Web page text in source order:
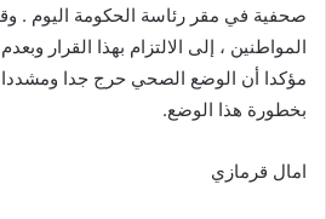
صحفية في مقر رئاسة الحكومة اليوم .
المواطنين ، إلى الالتزام بهذا القرار
مؤكدا أن الوضع الصحي حرج جدا
بخطورة هذا الوضع.
امال قرمازي